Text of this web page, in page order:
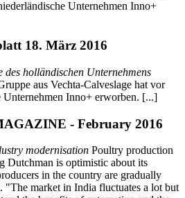
Unternehmen Inno+
18. März 2016
holländischen Unternehmens
aus Vechta-Calveslage hat vor
Unternehmen Inno+ erworben. [...]
- February 2016
modernisation Poultry production
Dutchman is optimistic about its
in the country are gradually
"The market in India fluctuates a lot but